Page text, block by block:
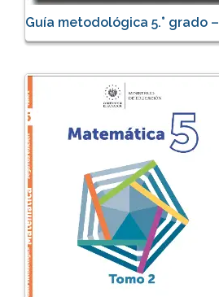
Guía metodológica 5.° grado –